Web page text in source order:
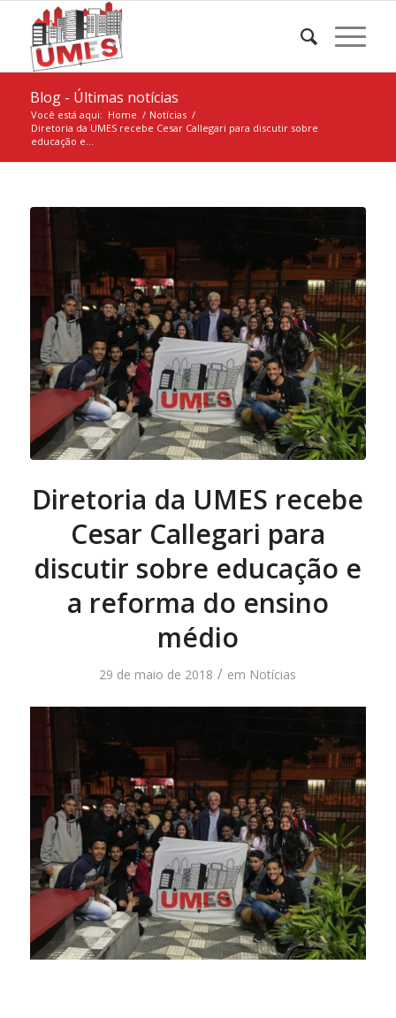
Blog - Últimas notícias
Você está aqui: Home / Notícias /
Diretoria da UMES recebe Cesar Callegari para discutir sobre
educação e...
Diretoria da UMES recebe
Cesar Callegari para
discutir sobre educação e
a reforma do ensino
médio
29 de maio de 2018 / em Notícias